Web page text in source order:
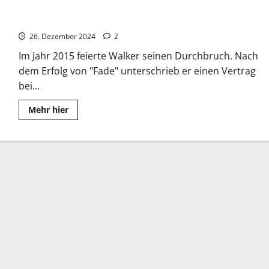
26. Dezember 2024 2
Im Jahr 2015 feierte Walker seinen Durchbruch. Nach
dem Erfolg von "Fade" unterschrieb er einen Vertrag
bei...
Mehr hierRead
more
Walker: